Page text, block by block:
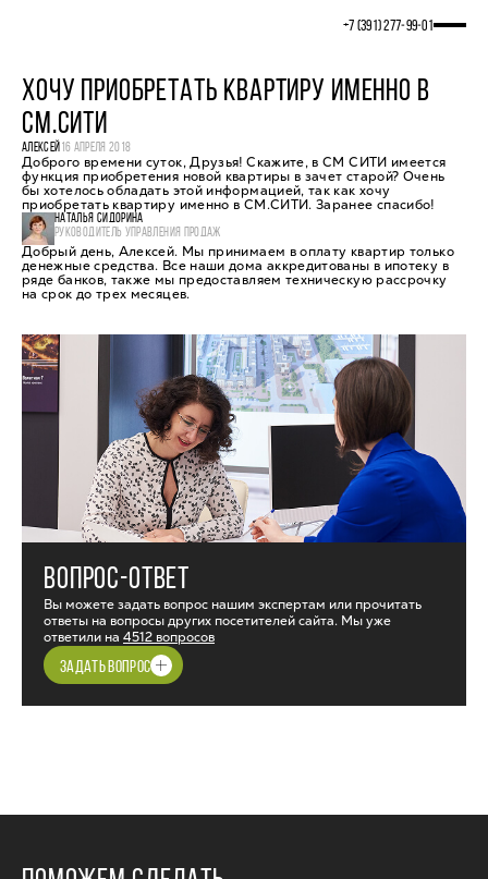
+7 (391) 277‒99‒01
ХОЧУ ПРИОБРЕТАТЬ КВАРТИРУ ИМЕННО В
СМ.СИТИ
АЛЕКСЕЙ 16 АПРЕЛЯ 2018
Доброго времени суток, Друзья! Скажите, в СМ СИТИ имеется
функция приобретения новой квартиры в зачет старой? Очень
бы хотелось обладать этой информацией, так как хочу
приобретать квартиру именно в СМ.СИТИ. Заранее спасибо!
НАТАЛЬЯ СИДОРИНА
РУКОВОДИТЕЛЬ УПРАВЛЕНИЯ ПРОДАЖ
Добрый день, Алексей. Мы принимаем в оплату квартир только
денежные средства. Все наши дома аккредитованы в ипотеку в
ряде банков, также мы предоставляем техническую рассрочку
на срок до трех месяцев.
ВОПРОС-ОТВЕТ
Вы можете задать вопрос нашим экспертам или прочитать
ответы на вопросы других посетителей сайта. Мы уже
ответили на 4512 вопросов
ЗАДАТЬ ВОПРОС